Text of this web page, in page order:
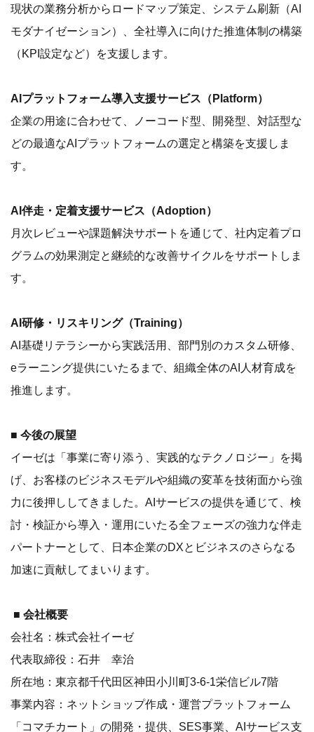
現状の業務分析からロードマップ策定、システム刷新（AI
モダナイゼーション）、全社導入に向けた推進体制の構築
（KPI設定など）を支援します。
AIプラットフォーム導入支援サービス（Platform）
企業の用途に合わせて、ノーコード型、開発型、対話型な
どの最適なAIプラットフォームの選定と構築を支援しま
す。
AI伴走・定着支援サービス（Adoption）
月次レビューや課題解決サポートを通じて、社内定着プロ
グラムの効果測定と継続的な改善サイクルをサポートしま
す。
AI研修・リスキリング（Training）
AI基礎リテラシーから実践活用、部門別のカスタム研修、
eラーニング提供にいたるまで、組織全体のAI人材育成を
推進します。
■ 今後の展望
イーゼは「事業に寄り添う、実践的なテクノロジー」を掲
げ、お客様のビジネスモデルや組織の変革を技術面から強
力に後押ししてきました。AIサービスの提供を通じて、検
討・検証から導入・運用にいたる全フェーズの強力な伴走
パートナーとして、日本企業のDXとビジネスのさらなる
加速に貢献してまいります。
■ 会社概要
会社名：株式会社イーゼ
代表取締役：石井 幸治
所在地：東京都千代田区神田小川町3-6-1栄信ビル7階
事業内容：ネットショップ作成・運営プラットフォーム
「コマチカート」の開発・提供、SES事業、AIサービス支